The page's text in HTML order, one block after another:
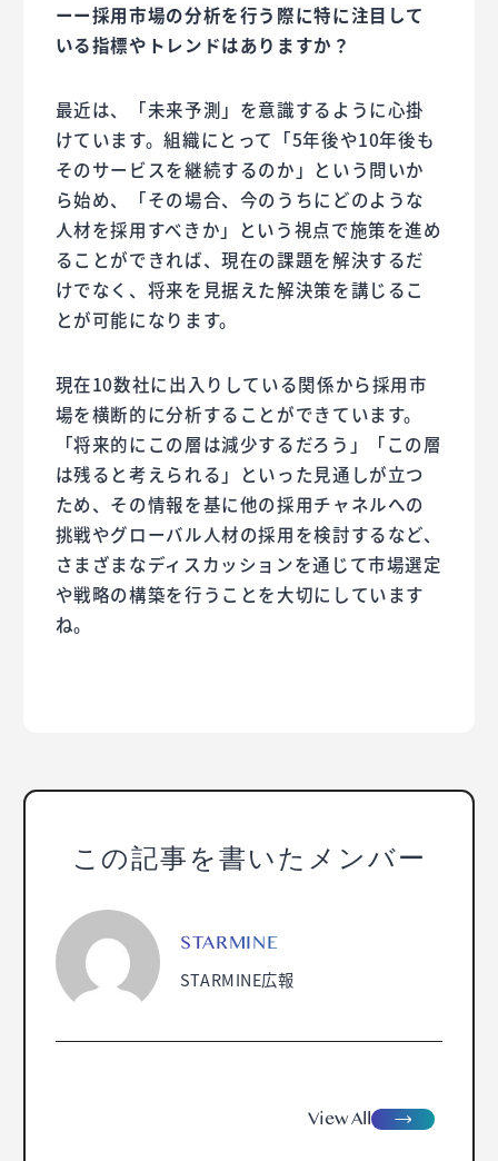
ーー採用市場の分析を行う際に特に注目して
いる指標やトレンドはありますか？
最近は、「未来予測」を意識するように心掛
けています。組織にとって「5年後や10年後も
そのサービスを継続するのか」という問いか
ら始め、「その場合、今のうちにどのような
人材を採用すべきか」という視点で施策を進め
ることができれば、現在の課題を解決するだ
けでなく、将来を見据えた解決策を講じるこ
とが可能になります。
現在10数社に出入りしている関係から採用市
場を横断的に分析することができています。
「将来的にこの層は減少するだろう」「この層
は残ると考えられる」といった見通しが立つ
ため、その情報を基に他の採用チャネルへの
挑戦やグローバル人材の採用を検討するなど、
さまざまなディスカッションを通じて市場選定
や戦略の構築を行うことを大切にしています
ね。
この記事を書いたメンバー
STARMINE
STARMINE広報
viewAll